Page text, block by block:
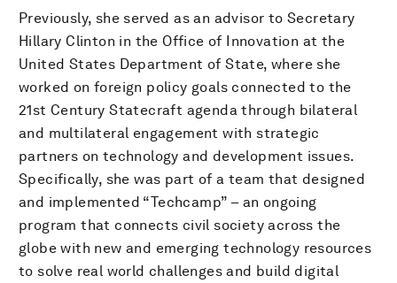
Previously, she served as an advisor to Secretary
Hillary Clinton in the Office of Innovation at the
United States Department of State, where she
worked on foreign policy goals connected to the
21st Century Statecraft agenda through bilateral
and multilateral engagement with strategic
partners on technology and development issues.
Specifically, she was part of a team that designed
and implemented “Techcamp” – an ongoing
program that connects civil society across the
globe with new and emerging technology resources
to solve real world challenges and build digital